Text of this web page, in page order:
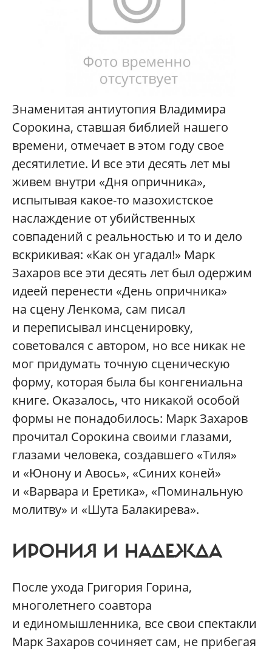
Знаменитая антиутопия Владимира
Сорокина, ставшая библией нашего
времени, отмечает в этом году свое
десятилетие. И все эти десять лет мы
живем внутри «Дня опричника»,
испытывая какое-то мазохистское
наслаждение от убийственных
совпадений с реальностью и то и дело
вскрикивая: «Как он угадал!» Марк
Захаров все эти десять лет был одержим
идеей перенести «День опричника»
на сцену Ленкома, сам писал
и переписывал инсценировку,
советовался с автором, но все никак не
мог придумать точную сценическую
форму, которая была бы конгениальна
книге. Оказалось, что никакой особой
формы не понадобилось: Марк Захаров
прочитал Сорокина своими глазами,
глазами человека, создавшего «Тиля»
и «Юнону и Авось», «Синих коней»
и «Варвара и Еретика», «Поминальную
молитву» и «Шута Балакирева».
ИРОНИЯ И НАДЕЖДА
После ухода Григория Горина,
многолетнего соавтора
и единомышленника, все свои спектакли
Марк Захаров сочиняет сам, не прибегая